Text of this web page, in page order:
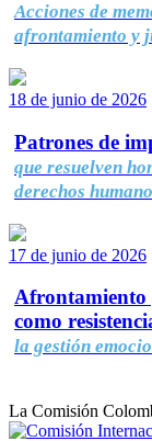
Acciones de
afrontamiento y
18 de junio de 2026
Patrones de
que resuelven
derechos
17 de junio de 2026
Afrontamiento
como
la gestión
La Comisión